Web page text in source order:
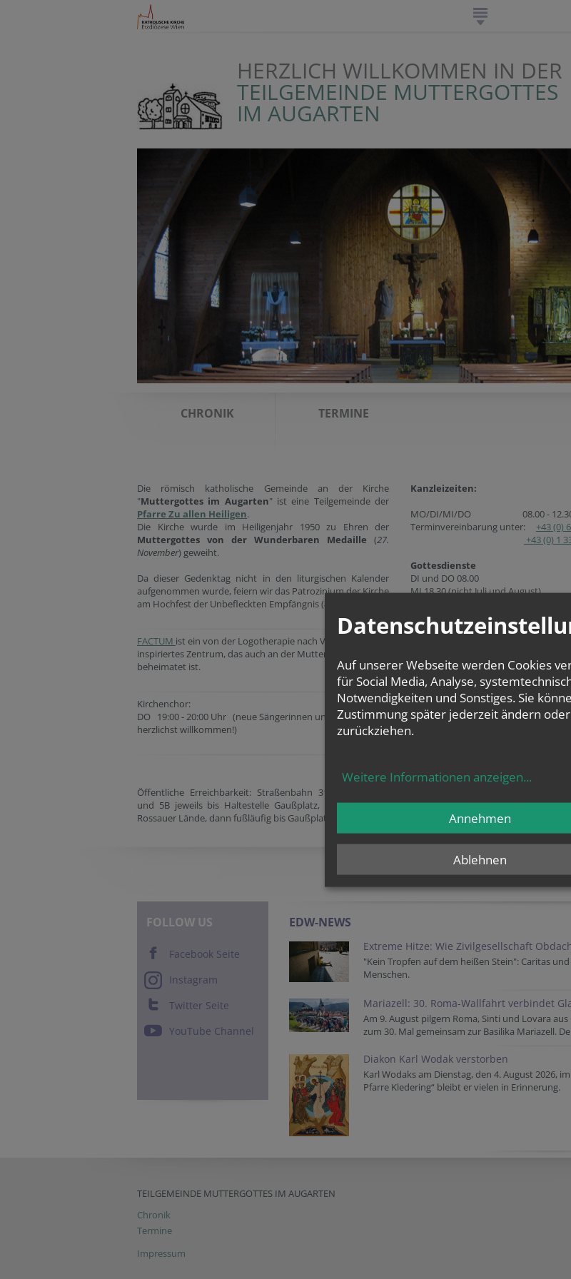
HERZLICH WILLKOMMEN IN DER
TEILGEMEINDE MUTTERGOTTES
IM AUGARTEN
CHRONIK TERMINE
Die römisch katholische Gemeinde an der Kirche
"Muttergottes im Augarten" ist eine Teilgemeinde der
Pfarre Zu allen Heiligen.
Die Kirche wurde im Heiligenjahr 1950 zu Ehren der
Muttergottes von der Wunderbaren Medaille (27.
November) geweiht.
Da dieser Gedenktag nicht in den liturgischen Kalender
aufgenommen wurde, feiern wir das Patrozinium der Kirche
am Hochfest der Unbefleckten Empfängnis (8.Dezember
FACTUM ist ein von der Logotherapie nach Viktor Frankel
inspiriertes Zentrum, das auch an der Muttergotteskirche
beheimatet ist.
Kirchenchor:
DO 19:00 - 20:00 Uhr (neue Sängerinnen und Sänger sind
herzlichst willkommen!)
Öffentliche Erreichbarkeit: Straßenbahn 31, Autobus 5A
und 5B jeweils bis Haltestelle Gaußplatz, U-Bahn U4 bis
Rossauer Lände, dann fußläufig bis Gaußplatz.
Kanzleizeiten:
MO/DI/MI/DO 08.00 - 12.30
Terminvereinbarung unter: +43 (0)
+43 (0) 1
Gottesdienste
DI und DO 08.00
MI 18.30 (nicht Juli und August)
SO 09.30
SA 18:00
Eucharistische Anbetung
Jeden 1. Donnerstag im Monat
Beichtgelegenheit
und nach persönlicher Vereinbarung.
AKTUELLES AUS DER
FOLLOW US
Facebook Seite
Instagram
Twitter Seite
YouTube Channel
EDW-NEWS
Extreme Hitze: Wie Zivilgesellschaft
"Kein Tropfen auf dem heißen Stein": Caritas
Menschen.
Mariazell: 30. Roma-Wallfahrt verbindet
Am 9. August pilgern Roma, Sinti und Lovara
zum 30. Mal gemeinsam zur Basilika Mariazell.
Diakon Karl Wodak verstorben
Karl Wodaks am Dienstag, den 4. August 2026,
Pfarre Kledering“ bleibt er vielen in Erinnerung.
TEILGEMEINDE MUTTERGOTTES IM AUGARTEN
Chronik
Termine
Impressum
Auf unserer Webseite werden Cookies
für Social Media, Analyse,
Notwendigkeiten und Sonstiges. Sie
Zustimmung später jederzeit ändern oder
zurückziehen.
Weitere Informationen anzeigen...
Ablehnen
Annehmen